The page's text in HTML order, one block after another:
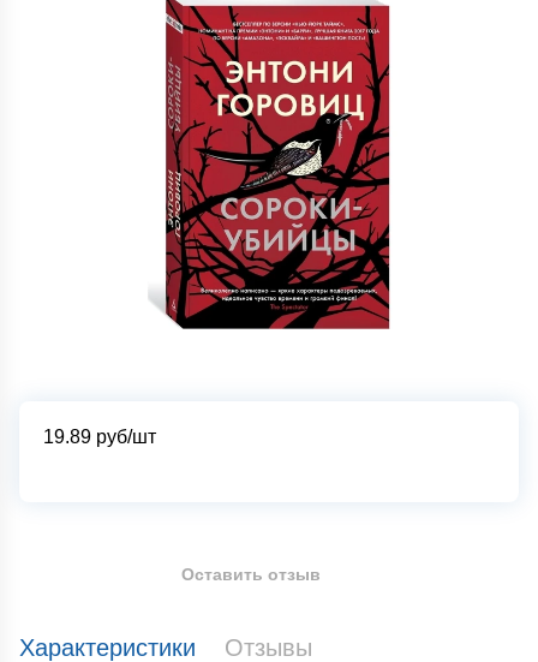
19.89 руб/шт
Характеристики Отзывы
Оставить отзыв